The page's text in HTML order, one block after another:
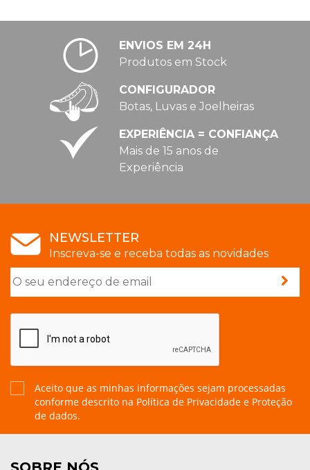
ENVIOS EM 24H
Produtos em Stock
CONFIGURADOR
Botas, Luvas e Joelheiras
EXPERIÊNCIA = CONFIANÇA
Mais de 15 anos de
Experiência
NEWSLETTER
Inscreva-se e receba todas as novidades
Aceito que as minhas informações sejam processadas
conforme descrito na Política de Privacidade e Proteção
de dados.